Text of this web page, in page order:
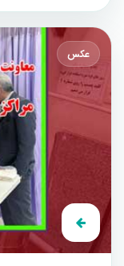
عکس